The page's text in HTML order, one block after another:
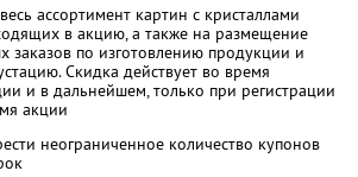
ассортимент картин с кристаллами
в акцию, а также на размещение
заказов по изготовлению продукции и
Скидка действует во время
и в дальнейшем, только при регистрации
акции
неограниченное количество купонов